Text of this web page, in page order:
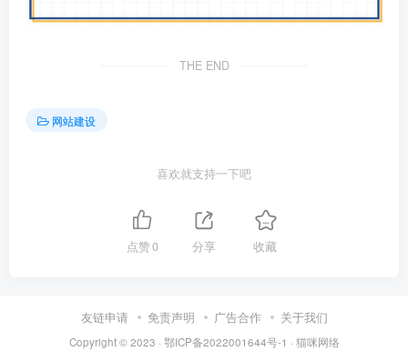
THE END
网站建设
喜欢就支持一下吧
点赞0 分享 收藏
友链申请 免责声明 广告合作 关于我们
Copyright © 2023 · 鄂ICP备2022001644号-1 · 猫咪网络